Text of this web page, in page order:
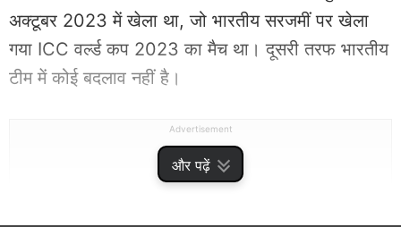
और पढ़ें
अक्टूबर 2023 में खेला था, जो भारतीय सरजमीं पर खेला
गया ICC वर्ल्ड कप 2023 का मैच था। दूसरी तरफ भारतीय
टीम में कोई बदलाव नहीं है।
Advertisement